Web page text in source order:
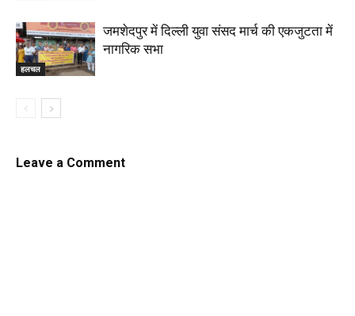
हलचल
जमशेदपुर में दिल्ली युवा संसद मार्च की एकजुटता में
नागरिक सभा
Leave a Comment